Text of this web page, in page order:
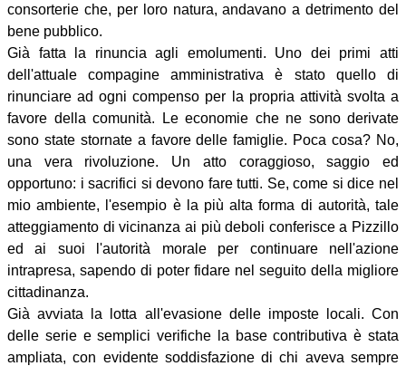
consorterie che, per loro natura, andavano a detrimento del
bene pubblico.
Già fatta la rinuncia agli emolumenti. Uno dei primi atti
dell'attuale compagine amministrativa è stato quello di
rinunciare ad ogni compenso per la propria attività svolta a
favore della comunità. Le economie che ne sono derivate
sono state stornate a favore delle famiglie. Poca cosa? No,
una vera rivoluzione. Un atto coraggioso, saggio ed
opportuno: i sacrifici si devono fare tutti. Se, come si dice nel
mio ambiente, l'esempio è la più alta forma di autorità, tale
atteggiamento di vicinanza ai più deboli conferisce a Pizzillo
ed ai suoi l'autorità morale per continuare nell'azione
intrapresa, sapendo di poter fidare nel seguito della migliore
cittadinanza.
Già avviata la lotta all'evasione delle imposte locali. Con
delle serie e semplici verifiche la base contributiva è stata
ampliata, con evidente soddisfazione di chi aveva sempre